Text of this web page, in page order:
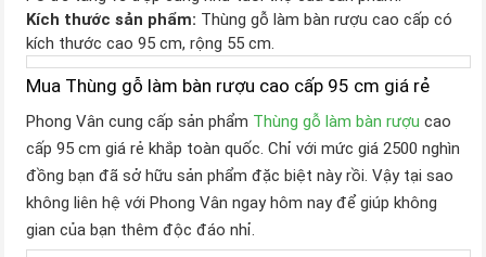
Kích thước sản phẩm: Thùng gỗ làm bàn rượu cao cấp có
kích thước cao 95 cm, rộng 55 cm.
Mua Thùng gỗ làm bàn rượu cao cấp 95 cm giá rẻ
Phong Vân cung cấp sản phẩm Thùng gỗ làm bàn rượu cao
cấp 95 cm giá rẻ khắp toàn quốc. Chỉ với mức giá 2500 nghìn
đồng bạn đã sở hữu sản phẩm đặc biệt này rồi. Vậy tại sao
không liên hệ với Phong Vân ngay hôm nay để giúp không
gian của bạn thêm độc đáo nhỉ.